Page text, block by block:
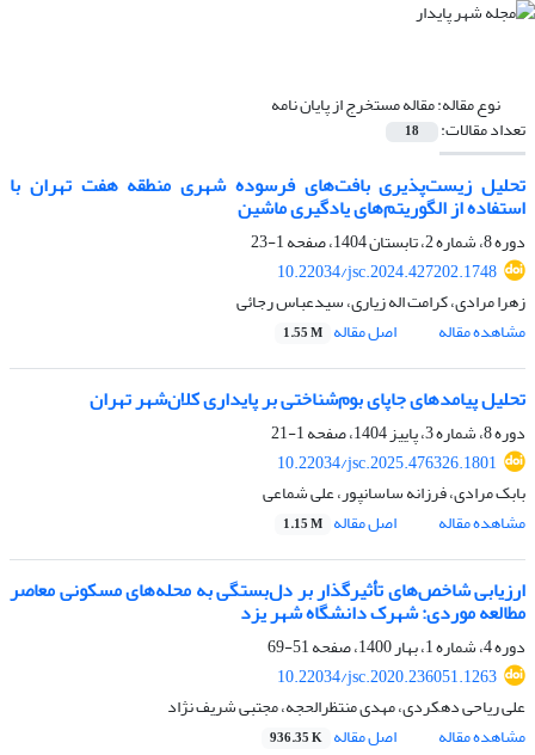
نوع مقاله:مقاله مستخرج از پایان نامه
تعداد مقالات: 18
تحلیل زیست‌پذیری بافت‌های فرسوده شهری منطقه هفت تهران با
استفاده از الگوریتم‌های یادگیری ماشین
دوره 8، شماره 2، تابستان 1404، صفحه
1-23
10.22034/jsc.2024.427202.1748
زهرا مرادی، کرامت اله زیاری، سیدعباس رجائی
مشاهده مقاله
اصل مقاله 1.55 M
تحلیل پیامدهای جاپای بوم‌شناختی بر پایداری کلان‌شهر تهران
دوره 8، شماره 3، پاییز 1404، صفحه
1-21
10.22034/jsc.2025.476326.1801
بابک مرادی، فرزانه ساسانپور، علی شماعی
مشاهده مقاله
اصل مقاله 1.15 M
ارزیابی شاخص‌های تأثیرگذار بر دل‌بستگی به محله‌های مسکونی معاصر
مطالعه موردی: شهرک دانشگاه شهر یزد
دوره 4، شماره 1، بهار 1400، صفحه
51-69
10.22034/jsc.2020.236051.1263
علی ریاحی دهکردی، مهدی منتظرالحجه، مجتبی شریف نژاد
مشاهده مقاله
اصل مقاله 936.35 K